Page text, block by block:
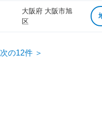
大阪府 大阪市旭
区
次の12件 ＞